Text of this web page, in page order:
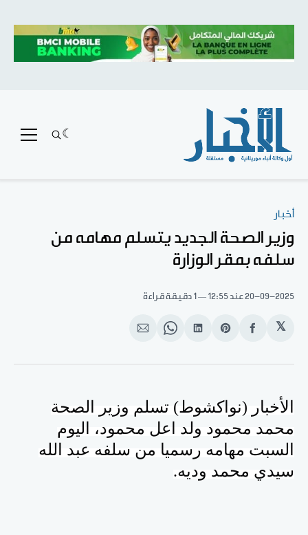
أخبار
وزير الصحة الجديد يتسلم مهامه من
سلفه بمقر الوزارة
20-09-2025عند 12:55 1 دقيقة قراءة
𝕏
انشر
الفيسبوك
Share
Pinterest
انشر
لينكد
Share
WhatsApp
انشر
الإيميل
الأخبار (نواكشوط) تسلم وزير الصحة
محمد محمود ولد اعل محمود، اليوم
السبت مهامه رسميا من سلفه عبد الله
سيدي محمد وديه.